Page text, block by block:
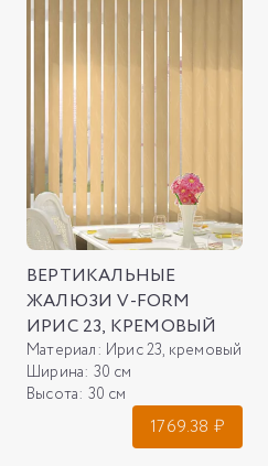
ВЕРТИКАЛЬНЫЕ
ЖАЛЮЗИ V-FORM
ИРИС 23, КРЕМОВЫЙ
Материал: Ирис 23, кремовый
Ширина: 30 см
Высота: 30 см
1769.38 ₽